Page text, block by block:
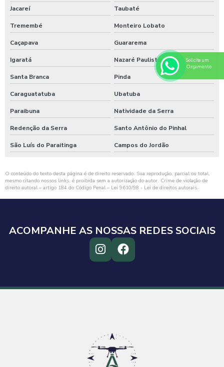
Jacareí
Taubaté
Tremembé Monteiro Lobato
Caçapava Guararema
Igaratá Nazaré Paulista
Santa Branca Pinda
Caraguatatuba Ubatuba
Paraibuna Natividade da Serra
Redenção da Serra Santo Antônio do Pinhal
São Luís do Paraitinga Campos do Jordão
O conteúdo do texto desta página é de direito reservado. Sua reprodução, parcial ou total,
mesmo citando nossos links, é proibida sem a autorização do autor. Crime de violação de
direito autoral – artigo 184 do Código Penal – Lei 9610/98 - Lei de direitos autorais.
ACOMPANHE AS NOSSAS REDES SOCIAIS
Solicite um
Orçamento